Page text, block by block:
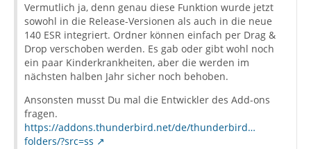
Vermutlich ja, denn genau diese Funktion wurde jetzt
sowohl in die Release-Versionen als auch in die neue
140 ESR integriert. Ordner können einfach per Drag &
Drop verschoben werden. Es gab oder gibt wohl noch
ein paar Kinderkrankheiten, aber die werden im
nächsten halben Jahr sicher noch behoben.
Ansonsten musst Du mal die Entwickler des Add-ons
fragen.
https://addons.thunderbird.net/de/thunderbird…
folders/?src=ss